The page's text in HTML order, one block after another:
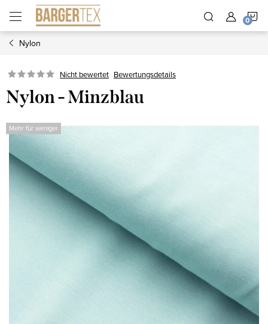
Inhalt
springen
Nylon
Nicht bewertet Bewertungsdetails
Nylon - Minzblau
Mehr für weniger